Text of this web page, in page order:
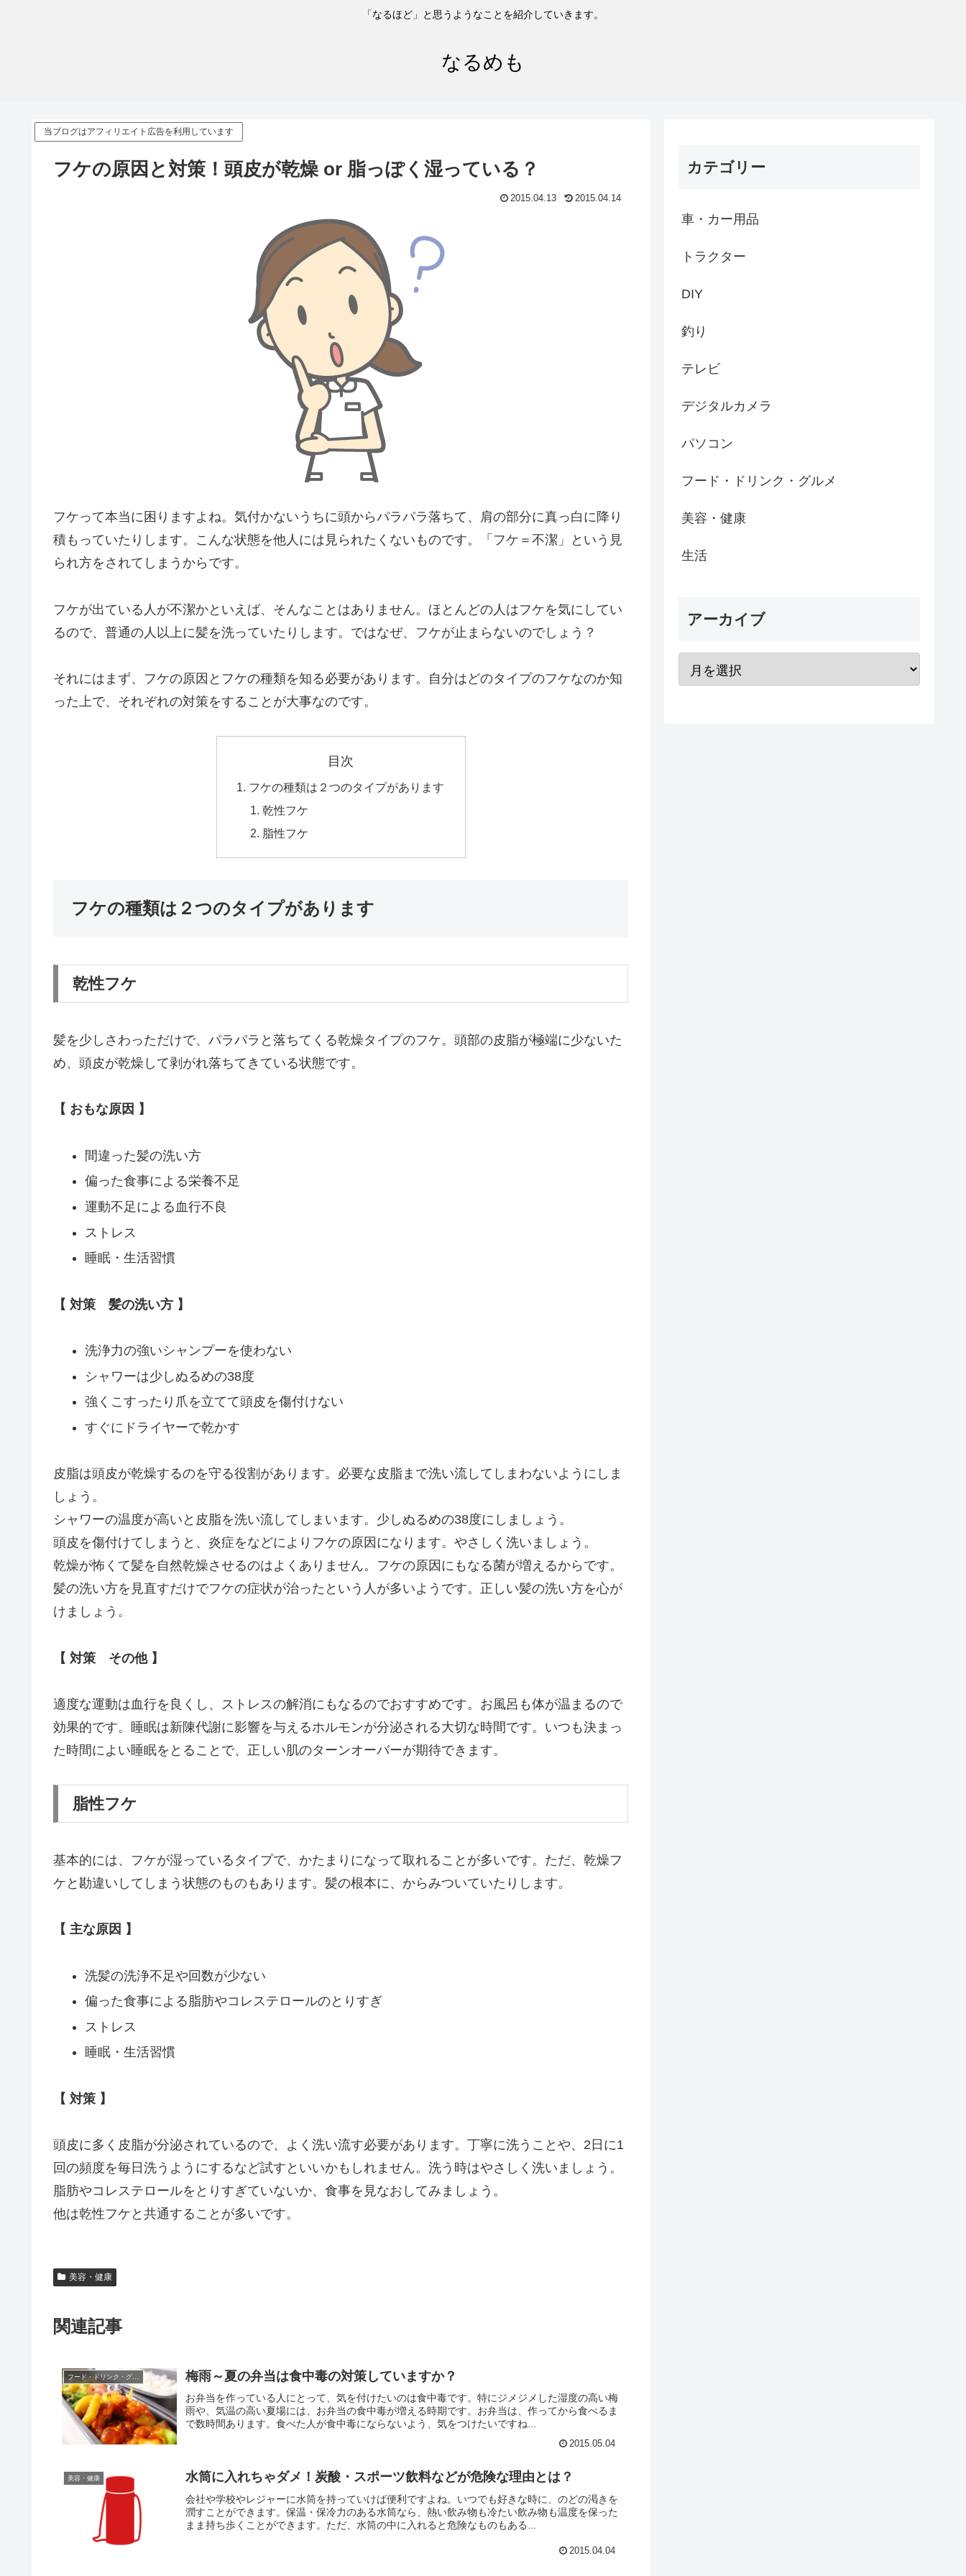
「なるほど」と思うようなことを紹介していきます。
なるめも
当ブログはアフィリエイト広告を利用しています
フケの原因と対策！頭皮が乾燥 or 脂っぽく湿っている？
2015.04.13 2015.04.14
フケって本当に困りますよね。気付かないうちに頭からパラパラ落ちて、肩の部分に真っ白に降り
積もっていたりします。こんな状態を他人には見られたくないものです。「フケ＝不潔」という見
られ方をされてしまうからです。
フケが出ている人が不潔かといえば、そんなことはありません。ほとんどの人はフケを気にしてい
るので、普通の人以上に髪を洗っていたりします。ではなぜ、フケが止まらないのでしょう？
それにはまず、フケの原因とフケの種類を知る必要があります。自分はどのタイプのフケなのか知
った上で、それぞれの対策をすることが大事なのです。
目次
フケの種類は２つのタイプがあります
乾性フケ
脂性フケ
フケの種類は２つのタイプがあります
乾性フケ
髪を少しさわっただけで、パラパラと落ちてくる乾燥タイプのフケ。頭部の皮脂が極端に少ないた
め、頭皮が乾燥して剥がれ落ちてきている状態です。
【 おもな原因 】
間違った髪の洗い方
偏った食事による栄養不足
運動不足による血行不良
ストレス
睡眠・生活習慣
【 対策 髪の洗い方 】
洗浄力の強いシャンプーを使わない
シャワーは少しぬるめの38度
強くこすったり爪を立てて頭皮を傷付けない
すぐにドライヤーで乾かす
皮脂は頭皮が乾燥するのを守る役割があります。必要な皮脂まで洗い流してしまわないようにしま
しょう。
シャワーの温度が高いと皮脂を洗い流してしまいます。少しぬるめの38度にしましょう。
頭皮を傷付けてしまうと、炎症をなどによりフケの原因になります。やさしく洗いましょう。
乾燥が怖くて髪を自然乾燥させるのはよくありません。フケの原因にもなる菌が増えるからです。
髪の洗い方を見直すだけでフケの症状が治ったという人が多いようです。正しい髪の洗い方を心が
けましょう。
【 対策 その他 】
適度な運動は血行を良くし、ストレスの解消にもなるのでおすすめです。お風呂も体が温まるので
効果的です。睡眠は新陳代謝に影響を与えるホルモンが分泌される大切な時間です。いつも決まっ
た時間によい睡眠をとることで、正しい肌のターンオーバーが期待できます。
脂性フケ
基本的には、フケが湿っているタイプで、かたまりになって取れることが多いです。ただ、乾燥フ
ケと勘違いしてしまう状態のものもあります。髪の根本に、からみついていたりします。
【 主な原因 】
洗髪の洗浄不足や回数が少ない
偏った食事による脂肪やコレステロールのとりすぎ
ストレス
睡眠・生活習慣
【 対策 】
頭皮に多く皮脂が分泌されているので、よく洗い流す必要があります。丁寧に洗うことや、2日に1
回の頻度を毎日洗うようにするなど試すといいかもしれません。洗う時はやさしく洗いましょう。
脂肪やコレステロールをとりすぎていないか、食事を見なおしてみましょう。
他は乾性フケと共通することが多いです。
美容・健康
関連記事
梅雨～夏の弁当は食中毒の対策していますか？
お弁当を作っている人にとって、気を付けたいのは食中毒です。特にジメジメした湿度の高い梅
雨や、気温の高い夏場には、お弁当の食中毒が増える時期です。お弁当は、作ってから食べるま
で数時間あります。食べた人が食中毒にならないよう、気をつけたいですね...
2015.05.04
美容・健康 水筒に入れちゃダメ！炭酸・スポーツ飲料などが危険な理由とは？
会社や学校やレジャーに水筒を持っていけば便利ですよね。いつでも好きな時に、のどの渇きを
潤すことができます。保温・保冷力のある水筒なら、熱い飲み物も冷たい飲み物も温度を保った
まま持ち歩くことができます。ただ、水筒の中に入れると危険なものもある...
2015.04.04
カテゴリー
車・カー用品
トラクター
DIY
釣り
テレビ
デジタルカメラ
パソコン
フード・ドリンク・グルメ
美容・健康
生活
アーカイブ